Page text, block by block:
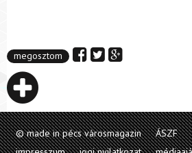
megosztom
© made in pécs városmagazin ÁSZF